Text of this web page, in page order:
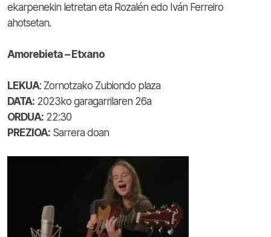
ekarpenekin letretan eta Rozalén edo Iván Ferreiro
ahotsetan.
Amorebieta – Etxano
LEKUA: Zornotzako Zubiondo plaza
DATA: 2023ko garagarrilaren 26a
ORDUA: 22:30
PREZIOA: Sarrera doan